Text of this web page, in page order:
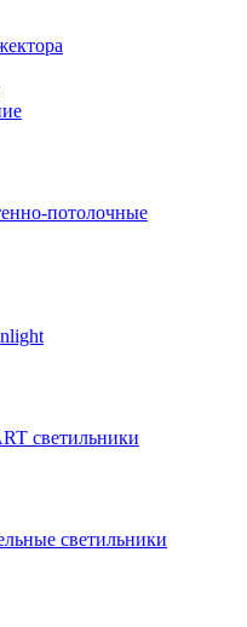
потолочные
светильники
светильники